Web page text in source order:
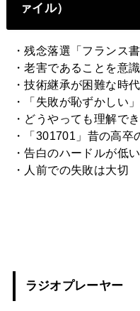
ァイル）
・残念落選「フランス
・老害であることを意
・技術継承が困難な時代
・「失敗が恥ずかしい」
・どうやっても理解で
・「301701」昔の高
・告白のハードルが低
・人前での失敗は大切
ラジオプレーヤー